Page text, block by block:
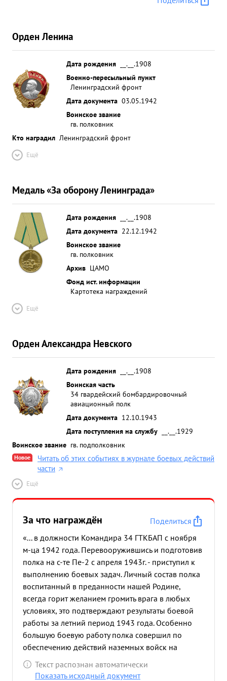
2.1.42 года совершил два боевых вылета ночью
больших взрыва и несколько очагов пожара.при
+ выполнении боевых заданий тов.
КОЛОКОЛЬЦЕВ проявляет стойкость , мужество
инкооннуя и отвагу. Достоин награждения
орденом "ЛЕНИНА. ...»
Орден Ленина
Дата рождения
__.__.1908
Военно-пересыльный пункт
Ленинградский фронт
Дата документа 03.05.1942
Воинское звание
гв. полковник
Кто наградил Ленинградский фронт
Ещё
Медаль «За оборону Ленинграда»
Дата рождения
__.__.1908
Дата документа 22.12.1942
Воинское звание
гв. полковник
Архив ЦАМО
Фонд ист. информации
Картотека награждений
Ещё
Орден Александра Невского
Дата рождения
__.__.1908
Воинская часть
34 гвардейский бомбардировочный
авиационный полк
Дата документа 12.10.1943
Дата поступления на службу
__.__.1929
Воинское звание гв. подполковник
Новое
Читать об этих событиях в журнале боевых действий
части
Ещё
За что награждён
Поделиться
«... в должности Командира 34 ГТКБАП с ноября
м-ца 1942 года. Перевооружившись и подготовив
полка на с-те Пе-2 с апреля 1943г. - приступил к
выполнению боевых задач. Личный состав полка
воспитанный в преданности нашей Родине,
всегда горит желанием громить врага в любых
условиях, это подтверждают результаты боевой
работы за летний период 1943 года. Особенно
большую боевую работу полка совершил по
обеспечению действий наземных войск на
Синявинском направлении в период июль-
сентябрь м-цы 1943г., действую главным образом
Текст распознан автоматически
Показать исходный документ